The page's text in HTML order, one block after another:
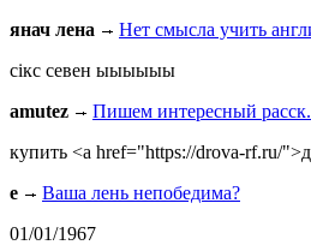
янач лена
Нет смысла учить
сiкс севен ыыыыыы
amutez
Пишем интересный
купить <a href="https://drova-rf.ru/
e
Ваша лень непобедима?
01/01/1967